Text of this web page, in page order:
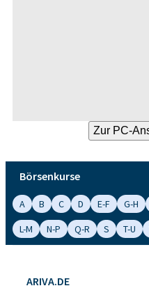
Börsenkurse
A B C D E-F G-H
L-M
N-P Q-R S T-U
ARIVA.DE